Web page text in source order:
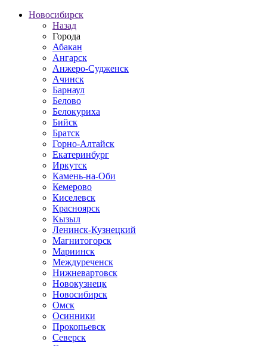
Новосибирск
Назад
Города
Абакан
Ангарск
Анжеро-Судженск
Ачинск
Барнаул
Белово
Белокуриха
Бийск
Братск
Горно-Алтайск
Екатеринбург
Иркутск
Камень-на-Оби
Кемерово
Киселевск
Красноярск
Кызыл
Ленинск-Кузнецкий
Магнитогорск
Мариинск
Междуреченск
Нижневартовск
Новокузнецк
Новосибирск
Омск
Осинники
Прокопьевск
Северск